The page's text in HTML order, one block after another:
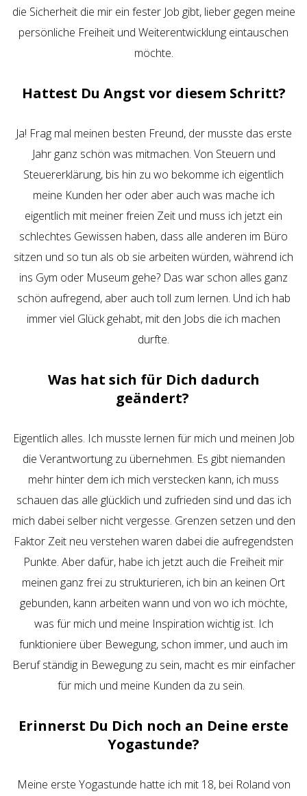
die Sicherheit die mir ein fester Job gibt, lieber gegen meine
persönliche Freiheit und Weiterentwicklung eintauschen
möchte.
Hattest Du Angst vor diesem Schritt?
Ja! Frag mal meinen besten Freund, der musste das erste
Jahr ganz schön was mitmachen. Von Steuern und
Steuererklärung, bis hin zu wo bekomme ich eigentlich
meine Kunden her oder aber auch was mache ich
eigentlich mit meiner freien Zeit und muss ich jetzt ein
schlechtes Gewissen haben, dass alle anderen im Büro
sitzen und so tun als ob sie arbeiten würden, während ich
ins Gym oder Museum gehe? Das war schon alles ganz
schön aufregend, aber auch toll zum lernen. Und ich hab
immer viel Glück gehabt, mit den Jobs die ich machen
durfte.
Was hat sich für Dich dadurch
geändert?
Eigentlich alles. Ich musste lernen für mich und meinen Job
die Verantwortung zu übernehmen. Es gibt niemanden
mehr hinter dem ich mich verstecken kann, ich muss
schauen das alle glücklich und zufrieden sind und das ich
mich dabei selber nicht vergesse. Grenzen setzen und den
Faktor Zeit neu verstehen waren dabei die aufregendsten
Punkte. Aber dafür, habe ich jetzt auch die Freiheit mir
meinen ganz frei zu strukturieren, ich bin an keinen Ort
gebunden, kann arbeiten wann und von wo ich möchte,
was für mich und meine Inspiration wichtig ist. Ich
funktioniere über Bewegung, schon immer, und auch im
Beruf ständig in Bewegung zu sein, macht es mir einfacher
für mich und meine Kunden da zu sein.
Erinnerst Du Dich noch an Deine erste
Yogastunde?
Meine erste Yogastunde hatte ich mit 18, bei Roland von